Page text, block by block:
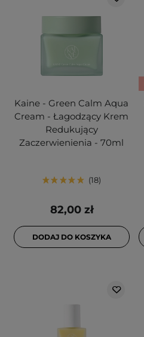
Kaine - Green Calm Aqua
Cream - Łagodzący Krem
Redukujący
Zaczerwienienia - 70ml
18
82,00 zł
DODAJ DO KOSZYKA